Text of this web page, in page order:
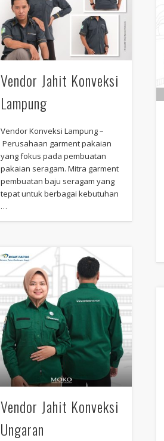
Vendor Jahit Konveksi
Lampung
Vendor Konveksi Lampung –
Perusahaan garment pakaian
yang fokus pada pembuatan
pakaian seragam. Mitra garment
pembuatan baju seragam yang
tepat untuk berbagai kebutuhan
…
Vendor Jahit Konveksi
Ungaran